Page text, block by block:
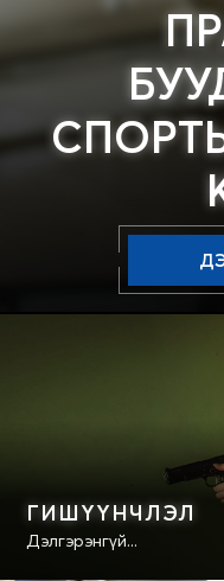
ГИШҮҮНЧЛЭЛ
Дэлгэрэнгүй...